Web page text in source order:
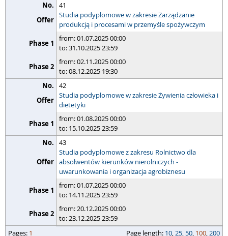
41
Studia podyplomowe w zakresie Zarządzanie
produkcją i procesami w przemyśle spożywczym
from: 01.07.2025 00:00
to: 31.10.2025 23:59
from: 02.11.2025 00:00
to: 08.12.2025 19:30
42
Studia podyplomowe w zakresie Żywienia człowieka i
dietetyki
from: 01.08.2025 00:00
to: 15.10.2025 23:59
43
Studia podyplomowe z zakresu Rolnictwo dla
absolwentów kierunków nierolniczych -
uwarunkowania i organizacja agrobiznesu
from: 01.07.2025 00:00
to: 14.11.2025 23:59
from: 20.12.2025 00:00
to: 23.12.2025 23:59
pages
Pages: 1
page length Page length: 10,25, 50, 100,200